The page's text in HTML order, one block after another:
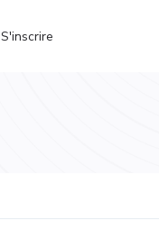
S'inscrire